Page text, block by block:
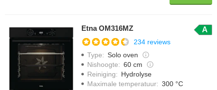
Etna OM316MZ A
234 reviews
Type: Solo oven
Nishoogte: 60 cm
Reiniging: Hydrolyse
Maximale temperatuur: 300 °C